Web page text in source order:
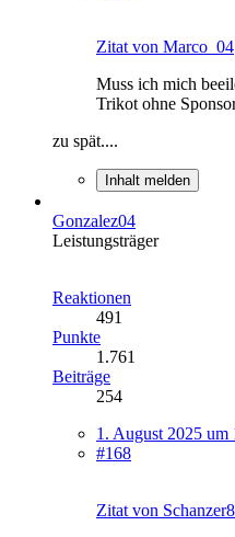
Zitat von Marco_04
Muss ich mich
Trikot ohne
zu spät....
Inhalt melden
Gonzalez04
Leistungsträger
Reaktionen
491
Punkte
1.761
Beiträge
254
1. August 2025 um
#168
Zitat von